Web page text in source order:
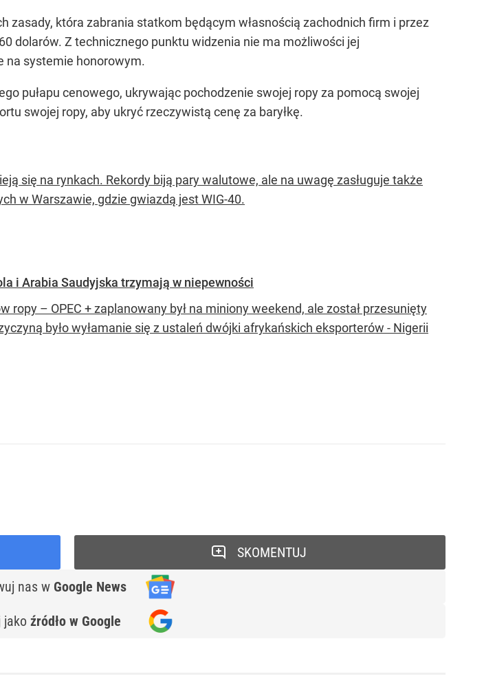
która zabrania statkom będącym własnością zachodnich firm i przez
dolarów. Z technicznego punktu widzenia nie ma możliwości jej
na systemie honorowym.
pułapu cenowego, ukrywając pochodzenie swojej ropy za pomocą swojej
swojej ropy, aby ukryć rzeczywistą cenę za baryłkę.
się na rynkach. Rekordy biją pary walutowe, ale na uwagę zasługuje także
w Warszawie, gdzie gwiazdą jest WIG-40.
i Arabia Saudyjska trzymają w niepewności
ropy – OPEC + zaplanowany był na miniony weekend, ale został przesunięty
było wyłamanie się z ustaleń dwójki afrykańskich eksporterów - Nigerii
nas w Google News
jako źródło w Google
SKOMENTUJ